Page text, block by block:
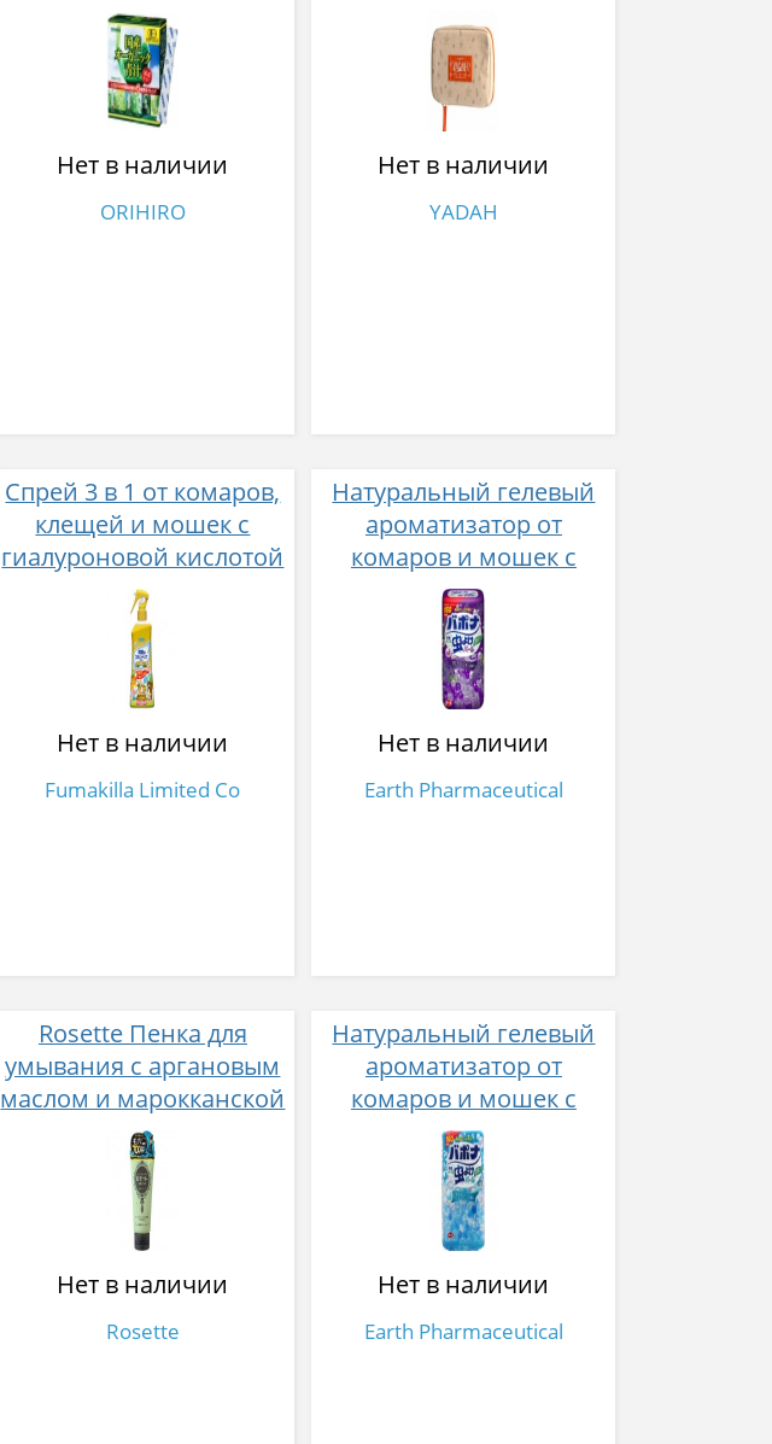
Нет в наличии
ORIHIRO
Нет в наличии
YADAH
Спрей 3 в 1 от комаров,
клещей и мошек с
гиалуроновой кислотой
Fumakilla insect repellent
for skin 200 мл
Нет в наличии
Fumakilla Limited Co
Натуральный гелевый
ароматизатор от
комаров и мошек с
запахом лаванды на 160
дней
Нет в наличии
Earth Pharmaceutical
Rosette Пенка для
умывания с аргановым
маслом и марокканской
глиной для удаления
старого ороговевшего
слоя и выравнивания
цвета кожи 120 г
Нет в наличии
Rosette
Натуральный гелевый
ароматизатор от
комаров и мошек с
запахом свежести на
160 дней
Нет в наличии
Earth Pharmaceutical